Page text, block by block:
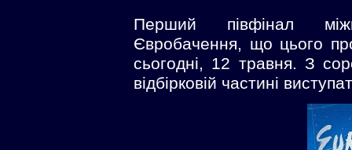
Перший півфінал
Євробачення, що цього
сьогодні, 12 травня. З
відбірковій частині